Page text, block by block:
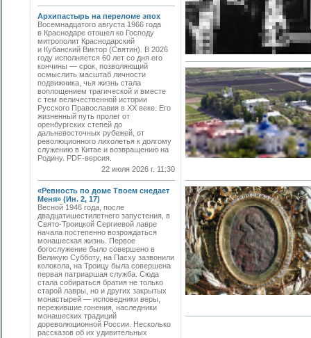
Архипастырь на переломе эпох
Восемнадцатого августа 1966 года
в Краснодаре отошел ко Господу
митрополит Краснодарский
и Кубанский Виктор (Святин). В 2026
году исполняется 60 лет со дня его
кончины — срок, позволяющий
осмыслить масштаб личности
подвижника, чья жизнь стала
воплощением трагической и вместе
с тем величественной истории
Русского Православия в XX веке. Его
жизненный путь пролег от
оренбургских степей до
дальневосточных рубежей, от
революционного лихолетья к долгому
служению в Китае и возвращению на
Родину. PDF-версия.
22 июля 2026 г. 11:30
«Ревность по доме Твоем снедает
Меня» (Ин. 2, 17)
Весной 1946 года, после
двадцатишестилетнего запустения, в
Свято-­Троицкой Сергиевой лавре
начала постепенно возрождаться
монашеская жизнь. Первое
богослужение было совершено в
Великую Субботу, на Пасху зазвонили
колокола, на Троицу была совершена
первая патриаршая служба. Сюда
стала собираться братия не только
старой лавры, но и других закрытых
монастырей — исповедники веры,
пережившие гонения, наследники
монашеских традиций
дореволюционной России. Несколько
рассказов об их удивительных